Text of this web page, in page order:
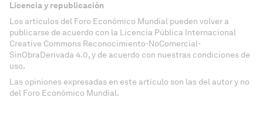
Licencia y republicación
Los artículos del Foro Económico Mundial pueden volver a
publicarse de acuerdo con la Licencia Pública Internacional
Creative Commons Reconocimiento-NoComercial-
SinObraDerivada 4.0, y de acuerdo con nuestras condiciones de
uso.
Las opiniones expresadas en este artículo son las del autor y no
del Foro Económico Mundial.